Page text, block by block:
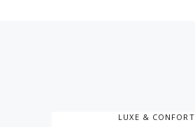
LUXE & CONFORT